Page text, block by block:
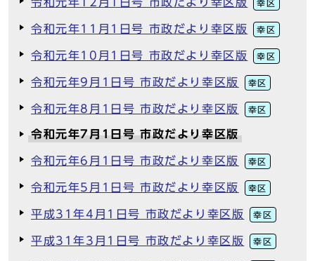
幸区
令和元年11月1日号 市政だより幸区版 幸区
令和元年10月1日号 市政だより幸区版 幸区
令和元年9月1日号 市政だより幸区版 幸区
令和元年8月1日号 市政だより幸区版 幸区
令和元年7月1日号 市政だより幸区版
令和元年6月1日号 市政だより幸区版 幸区
令和元年5月1日号 市政だより幸区版 幸区
平成31年4月1日号 市政だより幸区版 幸区
平成31年3月1日号 市政だより幸区版 幸区